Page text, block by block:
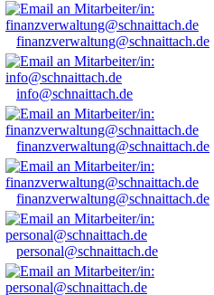
finanzverwaltung@schnaittach.de
info@schnaittach.de
finanzverwaltung@schnaittach.de
finanzverwaltung@schnaittach.de
personal@schnaittach.de